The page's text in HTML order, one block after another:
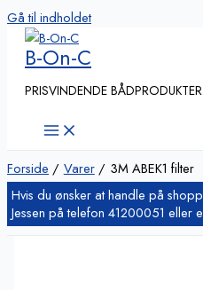
Gå til indholdet
B-On-C
PRISVINDENDE BÅDPRODUKTER
Forside Varer 3M ABEK1 filter